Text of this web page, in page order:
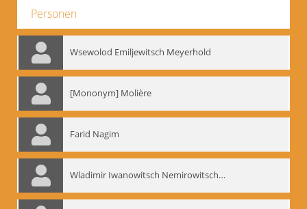
Personen
Wsewolod Emiljewitsch Meyerhold
[Mononym] Molière
Farid Nagim
Wladimir Iwanowitsch Nemirowitsch-Dantschenko